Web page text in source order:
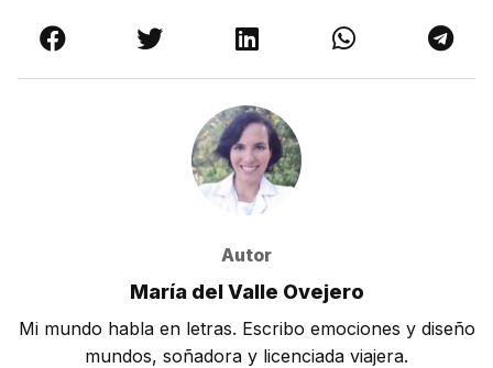
Autor
María del Valle Ovejero
Mi mundo habla en letras. Escribo emociones y diseño
mundos, soñadora y licenciada viajera.